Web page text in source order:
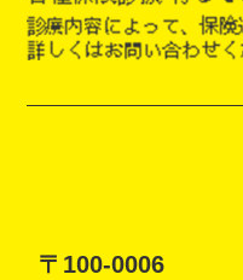
〒100-0006